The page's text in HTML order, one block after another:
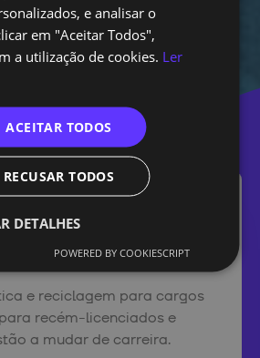
Único
e reciclagem para cargos
recém-licenciados e
a mudar de carreira.
e analisar o
em "Aceitar Todos",
a utilização de cookies. Ler
ACEITAR TODOS
RECUSAR TODOS
DETALHES
POWERED BY COOKIESCRIPT